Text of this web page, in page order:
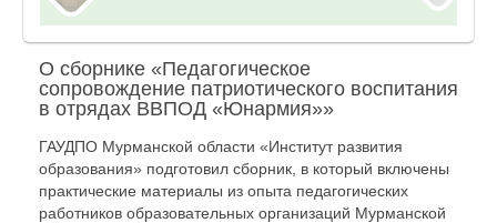
О сборнике «Педагогическое
сопровождение патриотического воспитания
в отрядах ВВПОД «Юнармия»»
ГАУДПО Мурманской области «Институт развития
образования» подготовил сборник, в который включены
практические материалы из опыта педагогических
работников образовательных организаций Мурманской